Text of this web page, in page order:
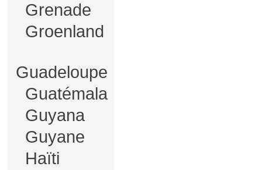
Grenade
Groenland
Guadeloupe
Guatémala
Guyana
Guyane
Haïti